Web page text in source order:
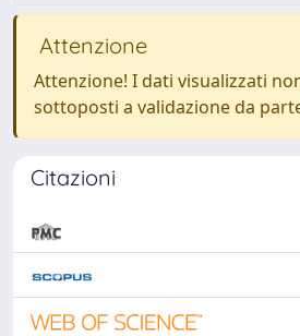
Attenzione
Attenzione! I dati visualizzati
sottoposti a validazione da
Citazioni